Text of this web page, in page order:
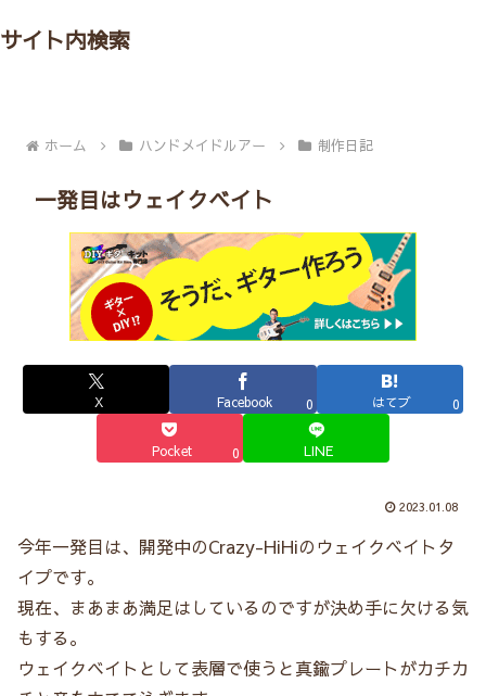
サイト内検索
ホーム ハンドメイドルアー 制作日記
一発目はウェイクベイト
X Facebook 0 はてブ 0
Pocket 0 LINE
2023.01.08
今年一発目は、開発中のCrazy-HiHiのウェイクベイトタ
イプです。
現在、まあまあ満足はしているのですが決め手に欠ける気
もする。
ウェイクベイトとして表層で使うと真鍮プレートがカチカ